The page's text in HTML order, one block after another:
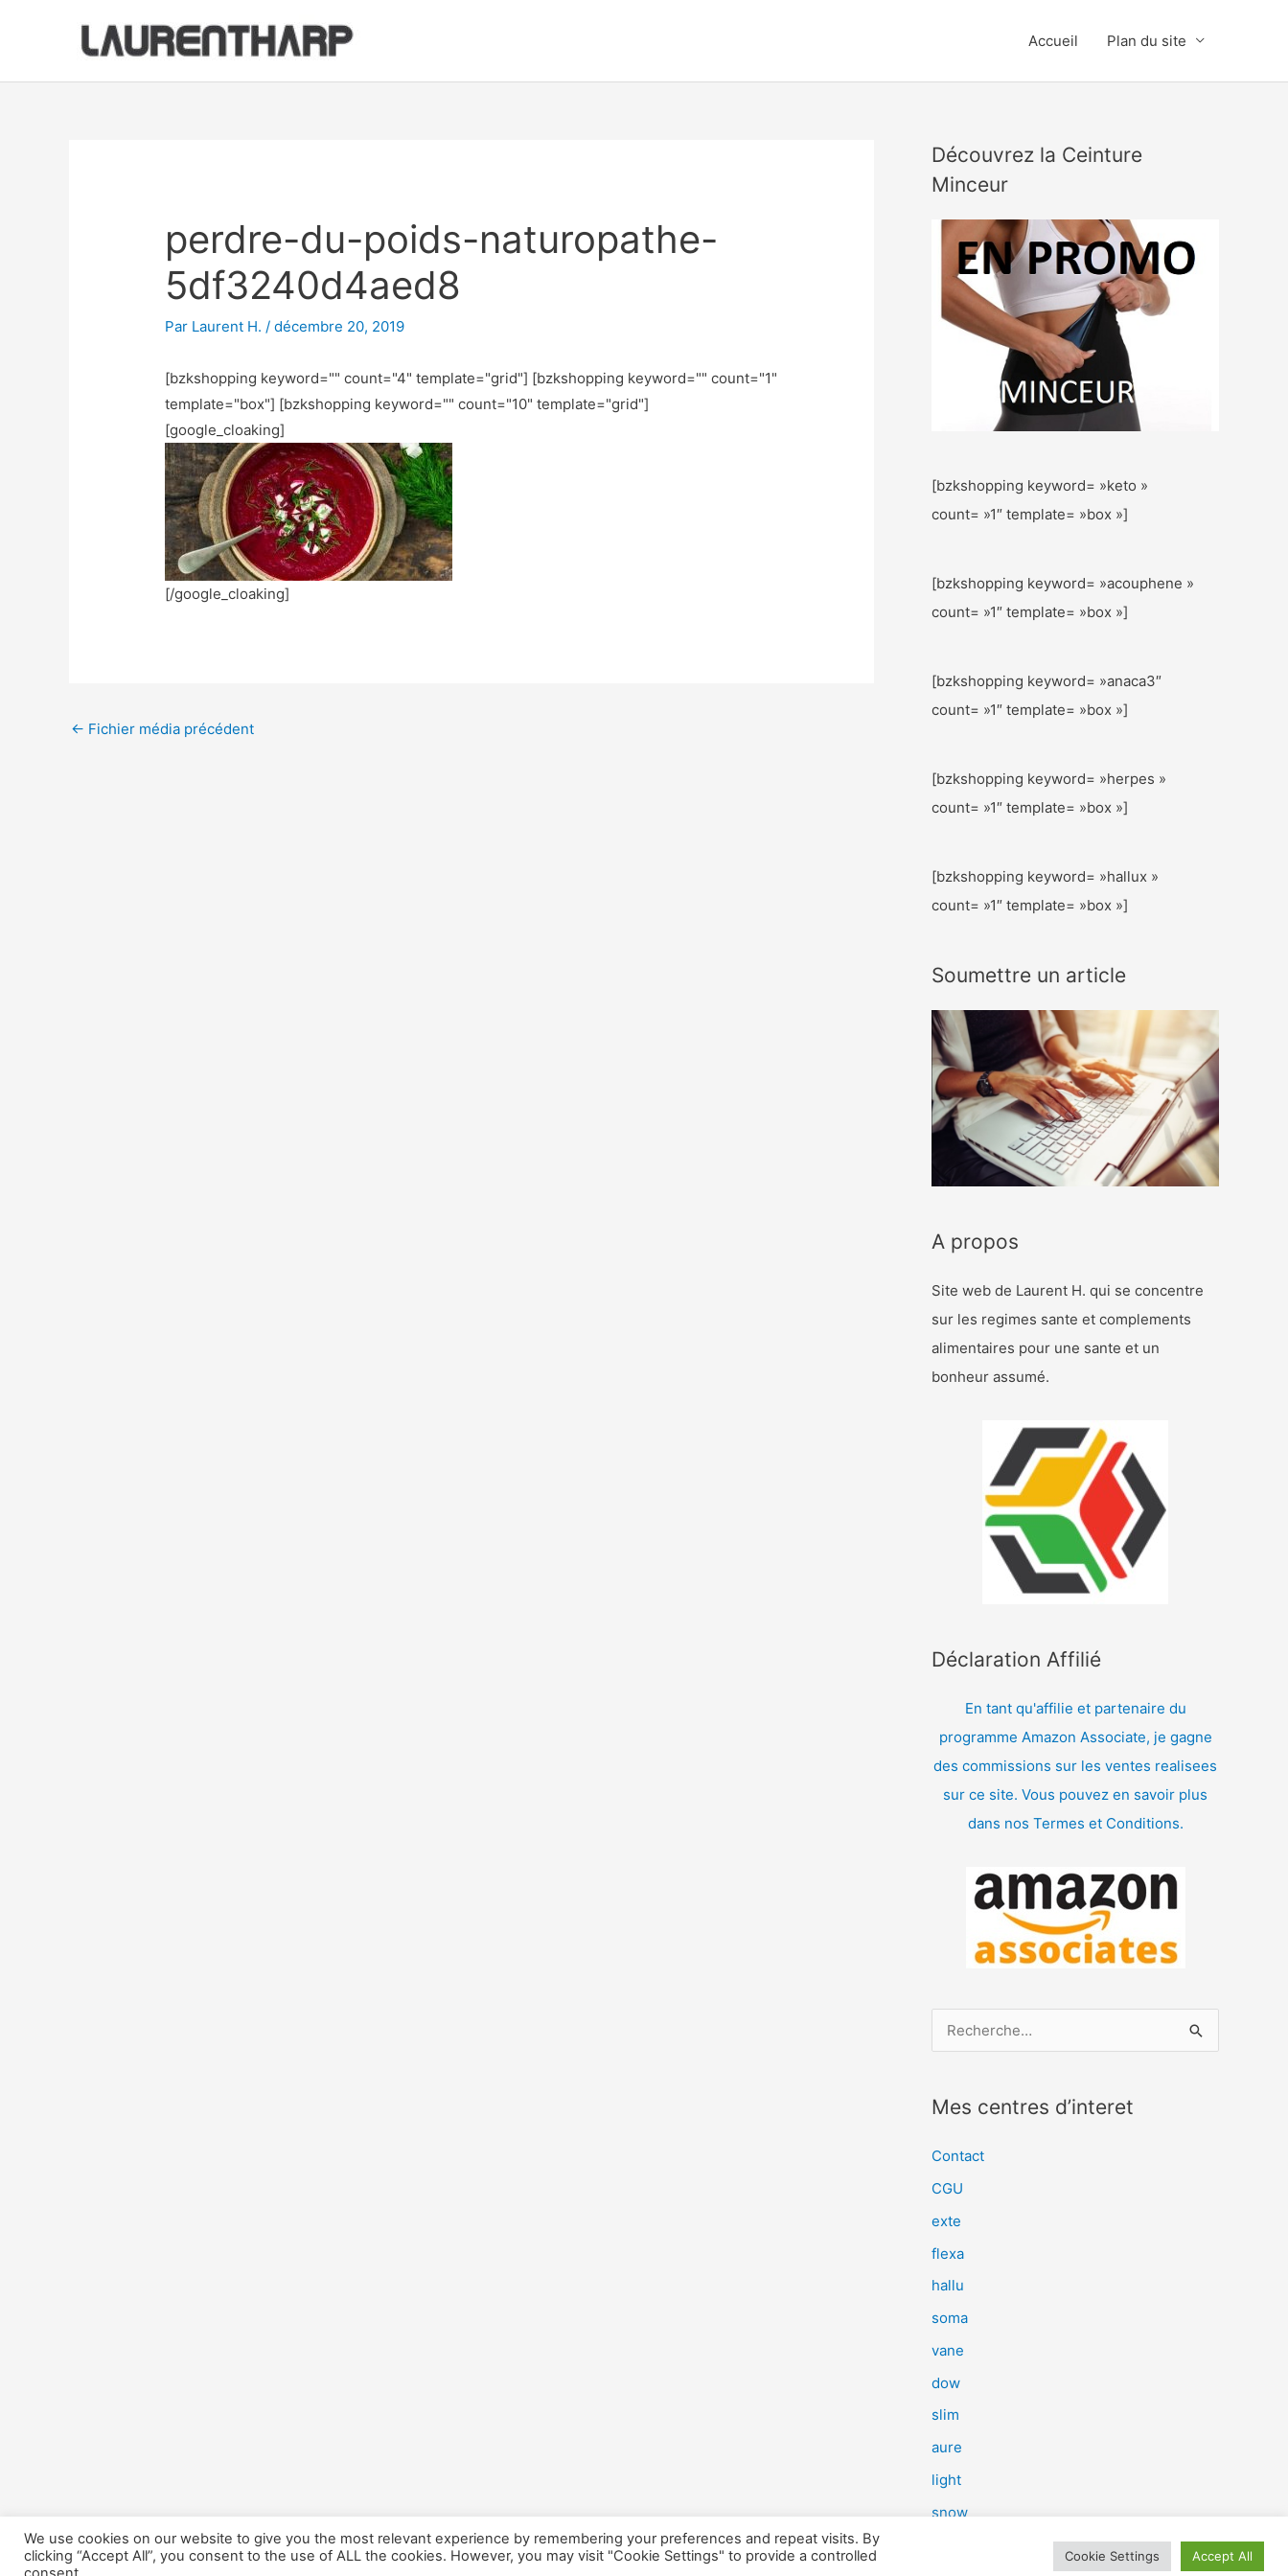
Accueil Plan du site
perdre-du-poids-naturopathe-
5df3240d4aed8
Par Laurent H./décembre 20, 2019
[bzkshopping keyword="" count="4" template="grid"] [bzkshopping keyword="" count="1"
template="box"] [bzkshopping keyword="" count="10" template="grid"]
[google_cloaking]
[/google_cloaking]
← Fichier média précédent
Découvrez la Ceinture
Minceur
[bzkshopping keyword= »keto »
count= »1″ template= »box »]
[bzkshopping keyword= »acouphene »
count= »1″ template= »box »]
[bzkshopping keyword= »anaca3″
count= »1″ template= »box »]
[bzkshopping keyword= »herpes »
count= »1″ template= »box »]
[bzkshopping keyword= »hallux »
count= »1″ template= »box »]
Soumettre un article
A propos
Site web de Laurent H. qui se concentre
sur les regimes sante et complements
alimentaires pour une sante et un
bonheur assumé.
Déclaration Affilié
En tant qu'affilie et partenaire du
programme Amazon Associate, je gagne
des commissions sur les ventes realisees
sur ce site. Vous pouvez en savoir plus
dans nos Termes et Conditions.
e
e
r
:
Mes centres d’interet
Contact
CGU
exte
flexa
hallu
soma
vane
dow
slim
aure
light
snow
We use cookies on our website to give you the most relevant experience by remembering your preferences and repeat visits. By
clicking “Accept All”, you consent to the use of ALL the cookies. However, you may visit "Cookie Settings" to provide a controlled
Cookie Settings Accept All